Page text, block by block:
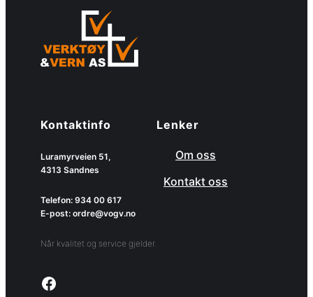
Kontaktinfo
Luramyrveien 51,
4313 Sandnes
Telefon: 934 00 617
E-post: ordre@vogv.no
Når kvalitet og service gjelder.
Link to facebook page
Lenker
Om oss
Kontakt oss